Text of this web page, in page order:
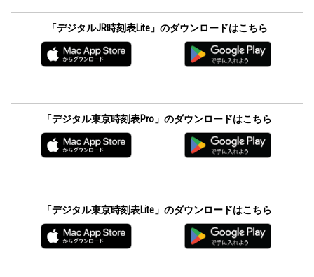
「デジタルJR時刻表Lite」のダウンロードはこちら
「デジタル東京時刻表Pro」のダウンロードはこちら
「デジタル東京時刻表Lite」のダウンロードはこちら